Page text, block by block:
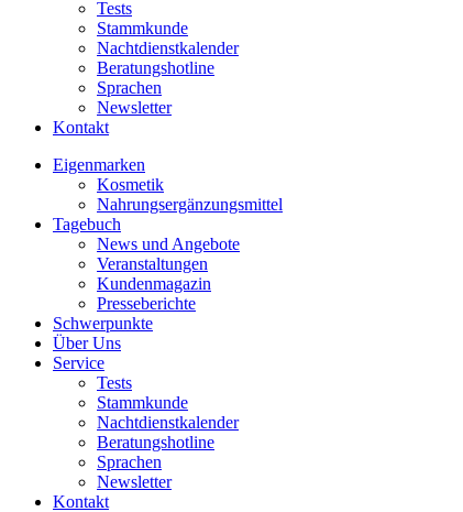
Tests
Stammkunde
Nachtdienstkalender
Beratungshotline
Sprachen
Newsletter
Kontakt
Eigenmarken
Kosmetik
Nahrungsergänzungsmittel
Tagebuch
News und Angebote
Veranstaltungen
Kundenmagazin
Presseberichte
Schwerpunkte
Über Uns
Service
Tests
Stammkunde
Nachtdienstkalender
Beratungshotline
Sprachen
Newsletter
Kontakt